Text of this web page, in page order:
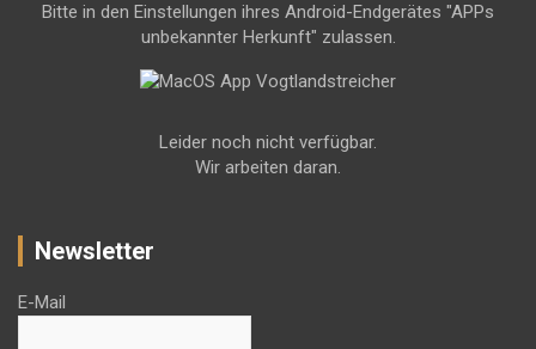
Bitte in den Einstellungen ihres Android-Endgerätes "APPs
unbekannter Herkunft" zulassen.
Leider noch nicht verfügbar.
Wir arbeiten daran.
Newsletter
E-Mail